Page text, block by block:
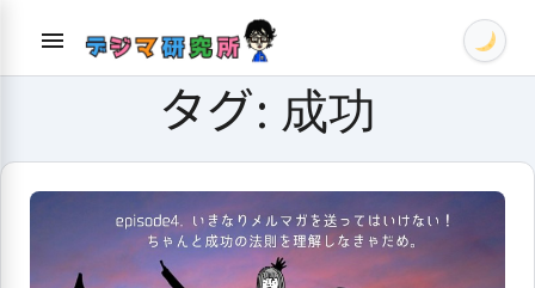
menu
タグ: 成功